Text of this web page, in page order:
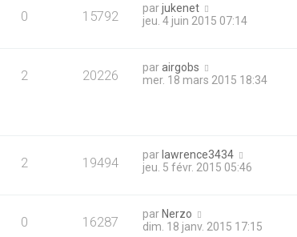
0 15792 parjukenet
jeu. 4 juin 2015 07:14
2 20226 parairgobs
mer. 18 mars 2015 18:34
2 19494 par lawrence3434
jeu. 5 févr. 2015 05:46
0 16287 par Nerzo
dim. 18 janv. 2015 17:15